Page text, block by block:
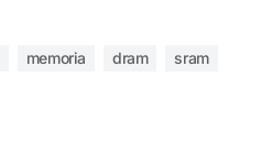
memoria dram
sram